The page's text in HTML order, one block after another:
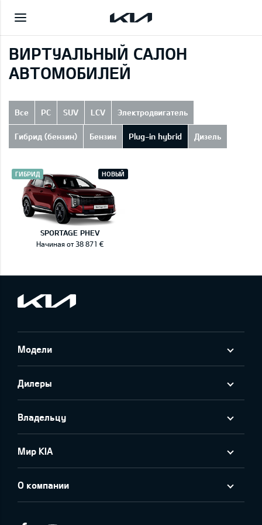
ВИРТУАЛЬНЫЙ САЛОН
АВТОМОБИЛЕЙ
Все PC SUV LCV Электродвигатель
Гибрид (бензин) Бензин Plug-in hybrid Дизель
SPORTAGE PHEV
ГИБРИД НОВЫЙ
Начиная от 38 871 €
Модели
Дилеры
Владельцу
Мир KIA
О компании